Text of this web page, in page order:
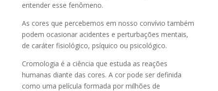
entender esse fenômeno.
As cores que percebemos em nosso convívio também
podem ocasionar acidentes e perturbações mentais,
de caráter fisiológico, psíquico ou psicológico.
Cromologia é a ciência que estuda as reações
humanas diante das cores. A cor pode ser definida
como uma película formada por milhões de